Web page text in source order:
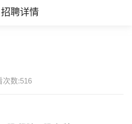
招聘详情
次数:516